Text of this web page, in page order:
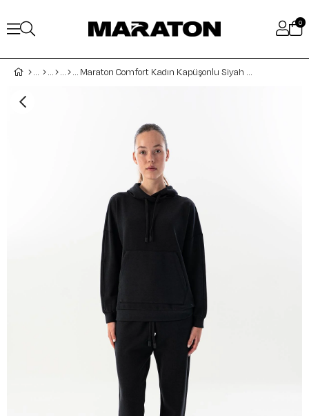
0
Maraton Comfort Kadın Kapüşonlu Siyah Sweatshirt